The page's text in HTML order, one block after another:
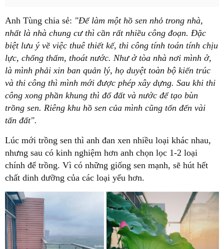
Anh Tùng chia sẻ: "Để làm một hồ sen nhỏ trong nhà,
nhất là nhà chung cư thì cần rất nhiều công đoạn. Đặc
biệt lưu ý về việc thuê thiết kế, thi công tính toán tính chịu
lực, chống thấm, thoát nước. Như ở tòa nhà nơi mình ở,
là mình phải xin ban quản lý, họ duyệt toàn bộ kiến trúc
và thi công thì mình mới được phép xây dựng. Sau khi thi
công xong phần khung thì đổ đất và nước để tạo bùn
trồng sen. Riêng khu hồ sen của mình cũng tốn đến vài
tấn đất".
Lúc mới trồng sen thì anh đan xen nhiều loại khác nhau,
nhưng sau có kinh nghiệm hơn anh chọn lọc 1-2 loại
chính để trồng. Vì có những giống sen mạnh, sẽ hút hết
chất dinh dưỡng của các loại yếu hơn.